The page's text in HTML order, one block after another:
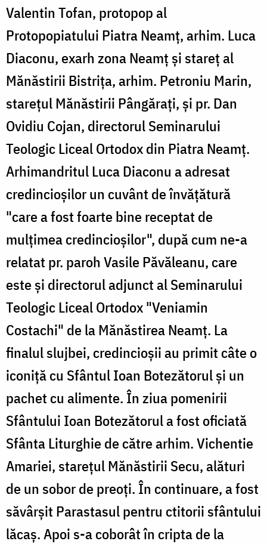
Valentin Tofan, protopop al
Protopopiatului Piatra Neamţ, arhim. Luca
Diaconu, exarh zona Neamţ şi stareţ al
Mănăstirii Bistriţa, arhim. Petroniu Marin,
stareţul Mănăstirii Pângăraţi, şi pr. Dan
Ovidiu Cojan, directorul Seminarului
Teologic Liceal Ortodox din Piatra Neamţ.
Arhimandritul Luca Diaconu a adresat
credincioşilor un cuvânt de învăţătură
"care a fost foarte bine receptat de
mulţimea credincioşilor", după cum ne-a
relatat pr. paroh Vasile Păvăleanu, care
este şi directorul adjunct al Seminarului
Teologic Liceal Ortodox "Veniamin
Costachi" de la Mănăstirea Neamţ. La
finalul slujbei, credincioşii au primit câte o
iconiţă cu Sfântul Ioan Botezătorul şi un
pachet cu alimente. În ziua pomenirii
Sfântului Ioan Botezătorul a fost oficiată
Sfânta Liturghie de către arhim. Vichentie
Amariei, stareţul Mănăstirii Secu, alături
de un sobor de preoţi. În continuare, a fost
săvârşit Parastasul pentru ctitorii sfântului
lăcaş. Apoi s-a coborât în cripta de la